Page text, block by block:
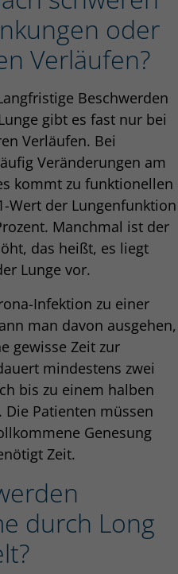
oder
Verläufen?
Beschwerden
gibt es fast nur bei
Verläufen. Bei
Veränderungen am
kommt zu funktionellen
Wert der Lungenfunktion
Manchmal ist der
das heißt, es liegt
Lunge vor.
Infektion zu einer
man davon ausgehen,
gewisse Zeit zur
mindestens zwei
bis zu einem halben
Die Patienten müssen
Genesung
Zeit.
durch Long